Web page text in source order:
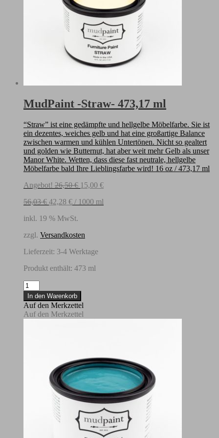
MudPaint -Straw- 473,17 ml
“Straw” ist eine gedämpfte und hellgelbe Möbelfarbe. Sie ist
ein dezentes, weiches gelb und hat eine großartige Balance
zwischen warmen und kühlen Untertönen. Nicht so gealtert
und golden wie Butternut, hat aber weit mehr Gelb als unser
Manor White. Wetten, dass diese fast neutrale, hellgelbe
Möbelfarbe bald Ihre Lieblingsfarbe wird! 16 oz / 473,17 ml
Angebot! 26,50€ Ursprünglicher
war:
15,00 €Aktueller
ist:
56,03€ 42,28 € / 1000 ml
inkl. 19 % MwSt.
zzgl. Versandkosten
Lieferzeit: 3-4 Werktage
Produkt enthält: 473 ml
MudPaint
-
Straw-
473,17
ml
In den Warenkorb
Auf den Merkzettel
Auf den Merkzettel